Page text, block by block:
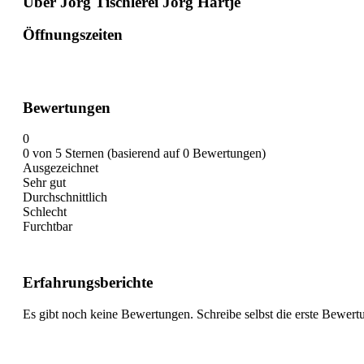
Öffnungszeiten
Bewertungen
0
0 von 5 Sternen (basierend auf 0 Bewertungen)
Ausgezeichnet
Sehr gut
Durchschnittlich
Schlecht
Furchtbar
Erfahrungsberichte
Es gibt noch keine Bewertungen. Schreibe selbst die erste